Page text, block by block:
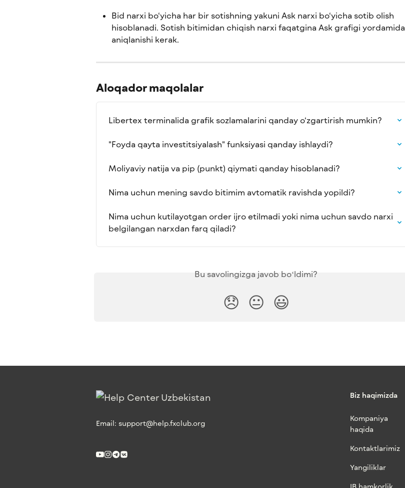
Bid narxi bo‘yicha har bir sotishning yakuni Ask narxi bo‘yicha sotib olish
hisoblanadi. Sotish bitimidan chiqish narxi faqatgina Ask grafigi yordamida
aniqlanishi kerak.
Aloqador maqolalar
Libertex terminalida grafik sozlamalarini qanday o‘zgartirish mumkin?
"Foyda qayta investitsiyalash" funksiyasi qanday ishlaydi?
Moliyaviy natija va pip (punkt) qiymati qanday hisoblanadi?
Nima uchun mening savdo bitimim avtomatik ravishda yopildi?
Nima uchun kutilayotgan order ijro etilmadi yoki nima uchun savdo narxi
belgilangan narxdan farq qiladi?
Bu savolingizga javob boʻldimi?
😞 😐 😃
Email: support@help.fxclub.org
Biz haqimizda
Kompaniya
haqida
Kontaktlarimiz
Yangiliklar